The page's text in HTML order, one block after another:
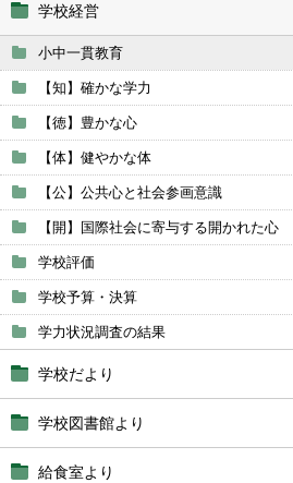
学校経営
小中一貫教育
【知】確かな学力
【徳】豊かな心
【体】健やかな体
【公】公共心と社会参画意識
【開】国際社会に寄与する開かれた心
学校評価
学校予算・決算
学力状況調査の結果
学校だより
学校図書館より
給食室より